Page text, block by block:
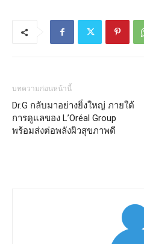
บทความก่อนหน้านี้
Dr.G กลับมาอย่างยิ่งใหญ่ ภายใต้
การดูแลของ L’Oréal Group
พร้อมส่งต่อพลังผิวสุขภาพดี